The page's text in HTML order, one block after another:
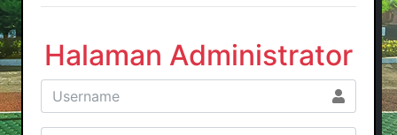
Halaman Administrator